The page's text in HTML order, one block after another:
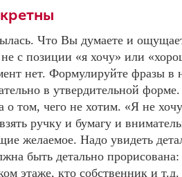
Что Вы думаете и
с позиции «я хочу» или
нет. Формулируйте фразы
в утвердительной
о том, чего не хотим. «Я не
ручку и бумагу и
желаемое. Надо увидеть
быть детально
этаже, кто собственник и т.д.